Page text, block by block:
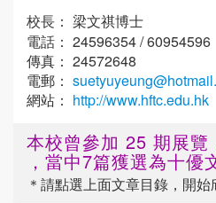
校長： 梁文祺博士
電話： 24596354 / 60954596
傳真： 24572648
電郵：
網站： http://www.hftc.edu.hk
本校曾參加 25 期展
，當中7篇獲選為十優
＊請點選上面文章目錄，開